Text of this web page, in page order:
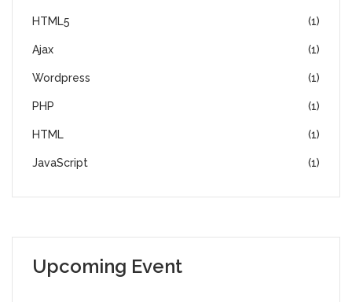
HTML5 (1)
Ajax (1)
Wordpress (1)
PHP (1)
HTML (1)
JavaScript (1)
Upcoming Event